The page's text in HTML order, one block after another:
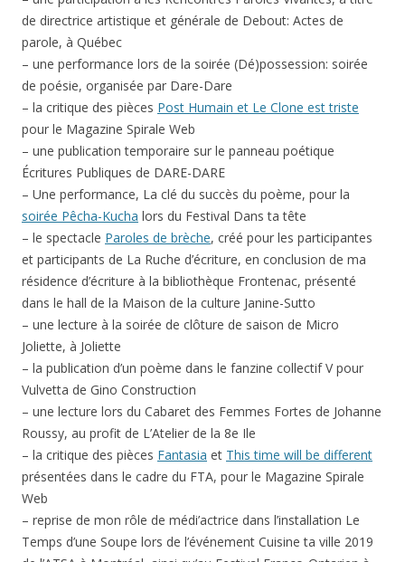
de directrice artistique et générale de Debout: Actes de
parole, à Québec
– une performance lors de la soirée (Dé)possession: soirée
de poésie, organisée par Dare-Dare
– la critique des pièces Post Humain et Le Clone est triste
pour le Magazine Spirale Web
– une publication temporaire sur le panneau poétique
Écritures Publiques de DARE-DARE
– Une performance, La clé du succès du poème, pour la
soirée Pêcha-Kucha lors du Festival Dans ta tête
– le spectacle Paroles de brèche, créé pour les participantes
et participants de La Ruche d’écriture, en conclusion de ma
résidence d’écriture à la bibliothèque Frontenac, présenté
dans le hall de la Maison de la culture Janine-Sutto
– une lecture à la soirée de clôture de saison de Micro
Joliette, à Joliette
– la publication d’un poème dans le fanzine collectif V pour
Vulvetta de Gino Construction
– une lecture lors du Cabaret des Femmes Fortes de Johanne
Roussy, au profit de L’Atelier de la 8e Ile
– la critique des pièces Fantasia et This time will be different
présentées dans le cadre du FTA, pour le Magazine Spirale
Web
– reprise de mon rôle de médi’actrice dans l’installation Le
Temps d’une Soupe lors de l’événement Cuisine ta ville 2019